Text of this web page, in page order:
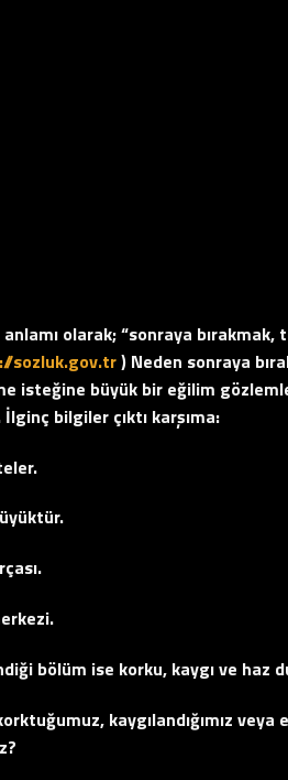
anlamı olarak; “sonraya
sozluk.gov.tr) Neden sonraya
isteğine büyük bir eğilim
bilgiler çıktı karşıma:
bölüm ise korku, kaygı ve haz
kaygılandığımız